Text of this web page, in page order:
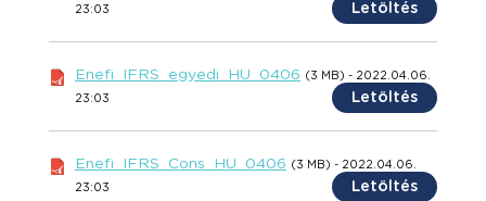
23:03 Letöltés
Enefi_IFRS_egyedi_HU_0406 (3 MB) - 2022.04.06.
23:03 Letöltés
Enefi_IFRS_Cons_HU_0406 (3 MB) - 2022.04.06.
23:03 Letöltés